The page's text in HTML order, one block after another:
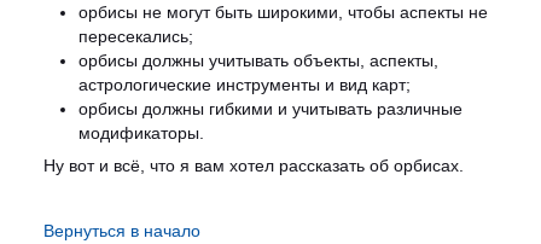
орбисы не могут быть широкими, чтобы аспекты не
пересекались;
орбисы должны учитывать объекты, аспекты,
астрологические инструменты и вид карт;
орбисы должны гибкими и учитывать различные
модификаторы.
Ну вот и всё, что я вам хотел рассказать об орбисах.
Вернуться в начало